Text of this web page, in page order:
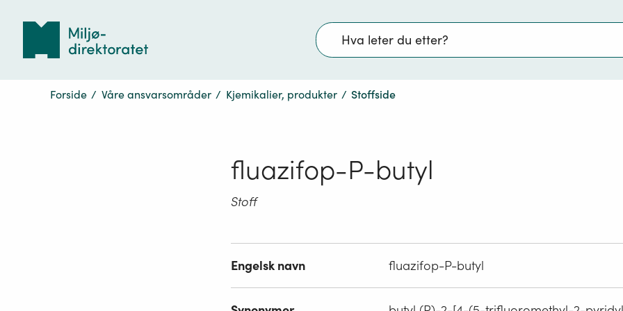
Søk
Forside / Våre ansvarsområder / Kjemikalier, produkter / Stoffside
fluazifop-P-butyl
Stoff
Engelsk navn fluazifop-P-butyl